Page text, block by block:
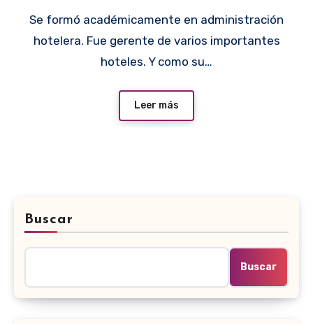
Se formó académicamente en administración
hotelera. Fue gerente de varios importantes
hoteles. Y como su…
Leer más
Buscar
Buscar